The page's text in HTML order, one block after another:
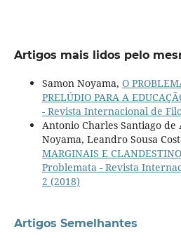
Artigos mais lidos pelo
Samon Noyama, O
PRELÚDIO PARA A
- Revista Internacional de
Antonio Charles Santiago de
Noyama, Leandro Sousa
MARGINAIS E
Problemata - Revista
2 (2018)
Artigos Semelhantes